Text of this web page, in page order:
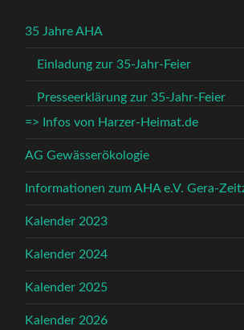
35 Jahre AHA
Einladung zur 35-Jahr-Feier
Presseerklärung zur 35-Jahr-Feier
=> Infos von Harzer-Heimat.de
AG Gewässerökologie
Informationen zum AHA e.V. Gera-
Kalender 2023
Kalender 2024
Kalender 2025
Kalender 2026